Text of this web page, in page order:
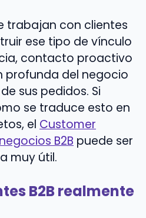
trabajan con clientes
ese tipo de vínculo
contacto proactivo
profunda del negocio
sus pedidos. Si
se traduce esto en
el Customer
B2B puede ser
muy útil.
B2B realmente